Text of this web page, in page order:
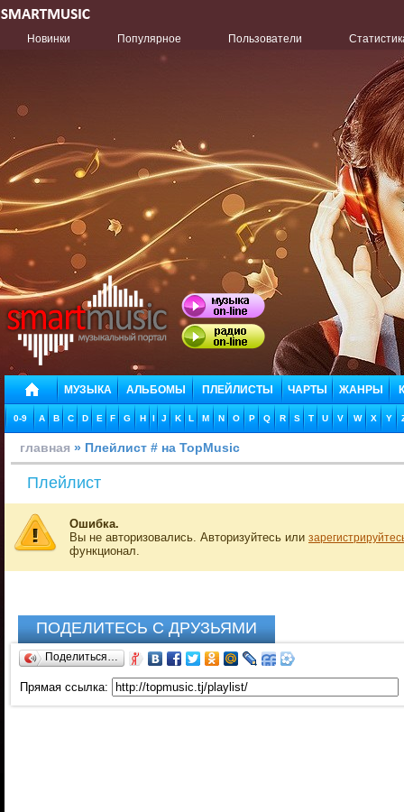
Новинки Популярное Пользователи
МУЗЫКА АЛЬБОМЫ ПЛЕЙЛИСТЫ ЧАРТЫ ЖАНРЫ
0-9 A B C D E F G H I J K L M N O P Q R S T U V W X Y
главная » Плейлист # на TopMusic
Плейлист
Ошибка.
Вы не авторизовались. Авторизуйтесь или
функционал.
ПОДЕЛИТЕСЬ С ДРУЗЬЯМИ
Поделиться…
Прямая ссылка: